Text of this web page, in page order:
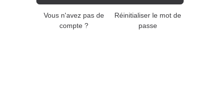
Vous n'avez pas de
compte ?
Réinitialiser le mot de
passe